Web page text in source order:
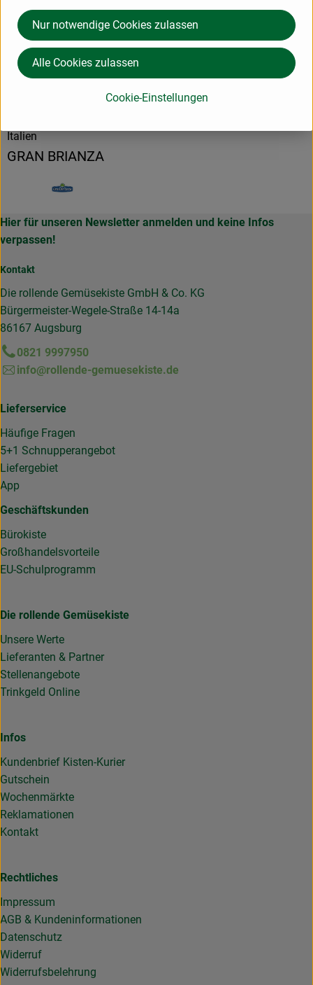
Herkunft
Italien
GRAN BRIANZA
Hier für unseren Newsletter anmelden und keine Infos
verpassen!
Kontakt
Die rollende Gemüsekiste GmbH & Co. KG
Bürgermeister-Wegele-Straße 14-14a
86167 Augsburg
0821 9997950
info@rollende-gemuesekiste.de
Lieferservice
Häufige Fragen
5+1 Schnupperangebot
Liefergebiet
App
Geschäftskunden
Bürokiste
Großhandelsvorteile
EU-Schulprogramm
Die rollende Gemüsekiste
Unsere Werte
Lieferanten & Partner
Stellenangebote
Trinkgeld Online
Infos
Kundenbrief Kisten-Kurier
Gutschein
Wochenmärkte
Reklamationen
Kontakt
Rechtliches
Impressum
AGB & Kundeninformationen
Datenschutz
Widerruf
Widerrufsbelehrung
Cookie-Einstellungen
Nur notwendige Cookies zulassen
Alle Cookies zulassen